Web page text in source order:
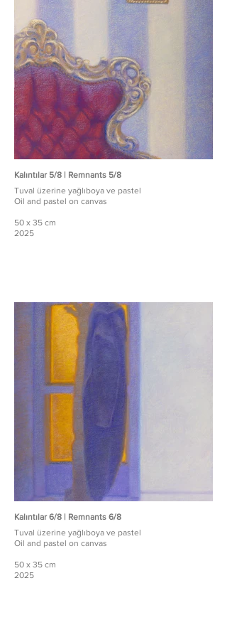
Kalıntılar 5/8 | Remnants 5/8
Tuval üzerine yağlıboya ve pastel
Oil and pastel on canvas
50 x 35 cm
2025
Kalıntılar 6/8 | Remnants 6/8
Tuval üzerine yağlıboya ve pastel
Oil and pastel on canvas
50 x 35 cm
2025